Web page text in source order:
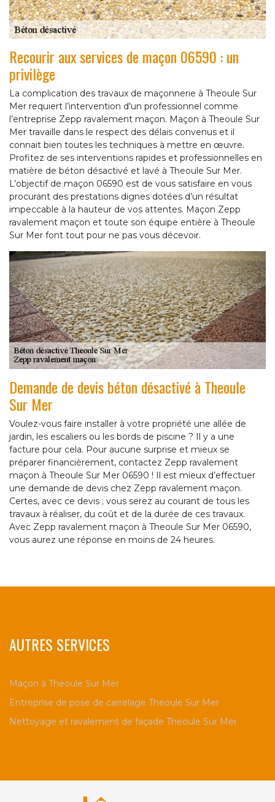
Recourir aux services de maçon 06590 : un
privilège
La complication des travaux de maçonnerie à Theoule Sur
Mer requiert l’intervention d'un professionnel comme
l’entreprise Zepp ravalement maçon. Maçon à Theoule Sur
Mer travaille dans le respect des délais convenus et il
connait bien toutes les techniques à mettre en œuvre.
Profitez de ses interventions rapides et professionnelles en
matière de béton désactivé et lavé à Theoule Sur Mer.
L’objectif de maçon 06590 est de vous satisfaire en vous
procurant des prestations dignes dotées d’un résultat
impeccable à la hauteur de vos attentes. Maçon Zepp
ravalement maçon et toute son équipe entière à Theoule
Sur Mer font tout pour ne pas vous décevoir.
Demande de devis béton désactivé à Theoule
Sur Mer
Voulez-vous faire installer à votre propriété une allée de
jardin, les escaliers ou les bords de piscine ? Il y a une
facture pour cela. Pour aucune surprise et mieux se
préparer financièrement, contactez Zepp ravalement
maçon à Theoule Sur Mer 06590 ! Il est mieux d’effectuer
une demande de devis chez Zepp ravalement maçon.
Certes, avec ce devis ; vous serez au courant de tous les
travaux à réaliser, du coût et de la durée de ces travaux.
Avec Zepp ravalement maçon à Theoule Sur Mer 06590,
vous aurez une réponse en moins de 24 heures.
AUTRES SERVICES
Maçon à Theoule Sur Mer
Entreprise de pose de carrelage Theoule Sur Mer
Nettoyage et ravalement de façade Theoule Sur Mer